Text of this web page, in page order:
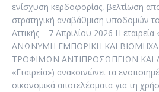
ενίσχυση κερδοφορίας, βελτίωση
στρατηγική αναβάθμιση υποδομών
Αττικής – 7 Απριλίου 2026 Η
ΑΝΩΝΥΜΗ ΕΜΠΟΡΙΚΗ ΚΑΙ
ΤΡΟΦΙΜΩΝ ΑΝΤΙΠΡΟΣΩΠΕΙΩΝ ΚΑΙ
«Εταιρεία») ανακοινώνει τα
οικονομικά αποτελέσματα για τη